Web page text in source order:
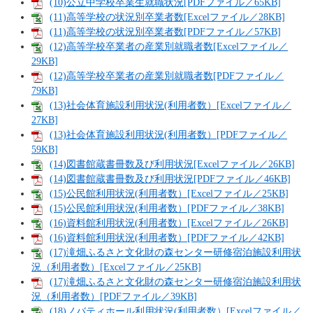
(10)公立中学校卒業生就職状況[PDFファイル／65KB]
(11)高等学校の状況別卒業者数[Excelファイル／28KB]
(11)高等学校の状況別卒業者数[PDFファイル／57KB]
(12)高等学校卒業者の産業別就職者数[Excelファイル／
29KB]
(12)高等学校卒業者の産業別就職者数[PDFファイル／
79KB]
(13)社会体育施設利用状況(利用者数）[Excelファイル／
27KB]
(13)社会体育施設利用状況(利用者数）[PDFファイル／
59KB]
(14)図書館蔵書冊数及び利用状況[Excelファイル／26KB]
(14)図書館蔵書冊数及び利用状況[PDFファイル／46KB]
(15)公民館利用状況(利用者数）[Excelファイル／25KB]
(15)公民館利用状況(利用者数）[PDFファイル／38KB]
(16)資料館利用状況(利用者数）[Excelファイル／26KB]
(16)資料館利用状況(利用者数）[PDFファイル／42KB]
(17)滝畑ふるさと文化財の森センター研修宿泊施設利用状
況（利用者数）[Excelファイル／25KB]
(17)滝畑ふるさと文化財の森センター研修宿泊施設利用状
況（利用者数）[PDFファイル／39KB]